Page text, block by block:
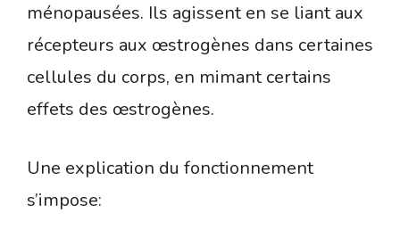
ménopausées. Ils agissent en se liant aux
récepteurs aux œstrogènes dans certaines
cellules du corps, en mimant certains
effets des œstrogènes.
Une explication du fonctionnement
s’impose: